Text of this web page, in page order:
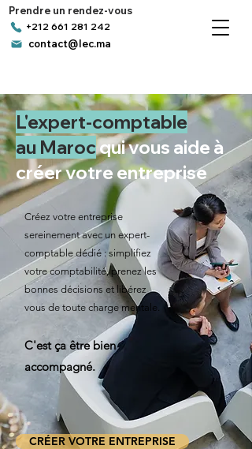
+212 661 281 242
contact@lec.ma
Prendre un rendez-vous
L'expert-comptable
au Marocqui vous aide à
créer votre entreprise
Créez votre entreprise
sereinement avec un expert-
comptable dédié : simplifiez
votre comptabilité, prenez les
bonnes décisions et libérez
vous de toute charge mentale.
C'est ça être bien
accompagné.
CRÉER VOTRE ENTREPRISE